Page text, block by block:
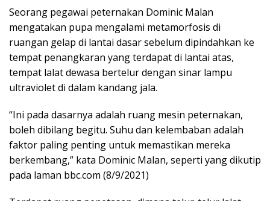
Seorang pegawai peternakan Dominic Malan
mengatakan pupa mengalami metamorfosis di
ruangan gelap di lantai dasar sebelum dipindahkan ke
tempat penangkaran yang terdapat di lantai atas,
tempat lalat dewasa bertelur dengan sinar lampu
ultraviolet di dalam kandang jala.
“Ini pada dasarnya adalah ruang mesin peternakan,
boleh dibilang begitu. Suhu dan kelembaban adalah
faktor paling penting untuk memastikan mereka
berkembang,” kata Dominic Malan, seperti yang dikutip
pada laman bbc.com (8/9/2021)